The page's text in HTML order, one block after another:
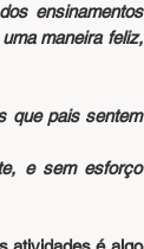
ensinamentos
maneira feliz,
que pais sentem
e sem esforço